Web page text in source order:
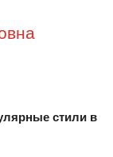
стили в